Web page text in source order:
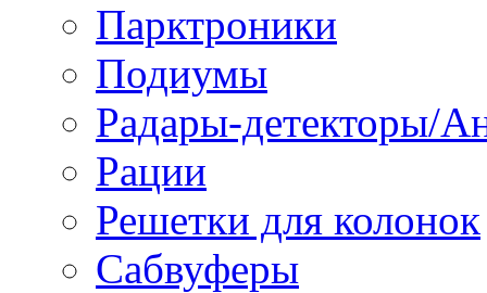
Парктроники
Подиумы
Радары-детекторы/
Рации
Решетки для колонок
Сабвуферы